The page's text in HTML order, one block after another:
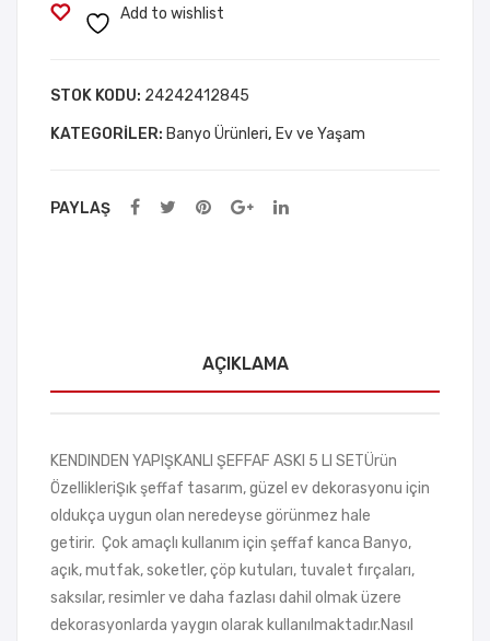
5
adet
Add to wishlist
STOK KODU: 24242412845
KATEGORILER: Banyo Ürünleri, Ev ve Yaşam
PAYLAŞ
AÇIKLAMA
KENDINDEN YAPIŞKANLI ŞEFFAF ASKI 5 LI SETÜrün
ÖzellikleriŞık şeffaf tasarım, güzel ev dekorasyonu için
oldukça uygun olan neredeyse görünmez hale
getirir. Çok amaçlı kullanım için şeffaf kanca Banyo,
açık, mutfak, soketler, çöp kutuları, tuvalet fırçaları,
saksılar, resimler ve daha fazlası dahil olmak üzere
dekorasyonlarda yaygın olarak kullanılmaktadır.Nasıl